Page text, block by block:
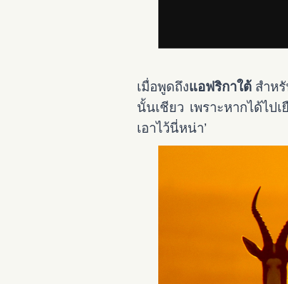
เมื่อพูดถึงแอฟริกาใต้ สำห
นั้นเชียว เพราะหากได้ไปเ
เอาไว้นี่หน่า’